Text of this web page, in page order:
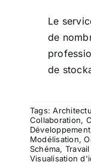
Le
de
de
Tags:
Collaboration,
Développement
Modélisation,
Schéma,
Visualisation